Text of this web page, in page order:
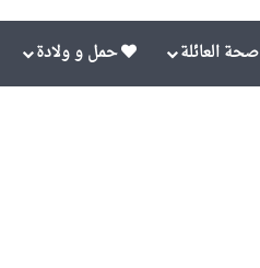
صحة العائلة حمل و ولادة